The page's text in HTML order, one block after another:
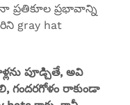
ప్రతికూల ప్రభావాన్ని
gray hat
పూడ్చితే, అవి
గందరగోళం రాకుండా